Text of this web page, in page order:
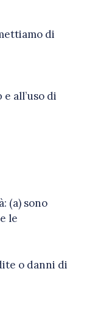
di
all’uso di
(a) sono
le
o danni di